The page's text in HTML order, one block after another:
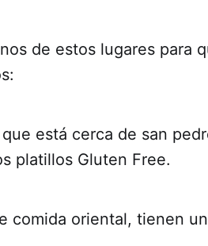
de estos lugares para
está cerca de san
platillos Gluten Free.
comida oriental, tienen